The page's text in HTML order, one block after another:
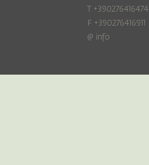
T +390276416474
F +390276416911
@ info